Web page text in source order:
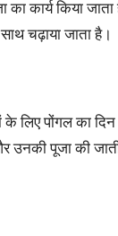
का कार्य किया
चढ़ाया जाता है।
लिए पोंगल का
उनकी पूजा की